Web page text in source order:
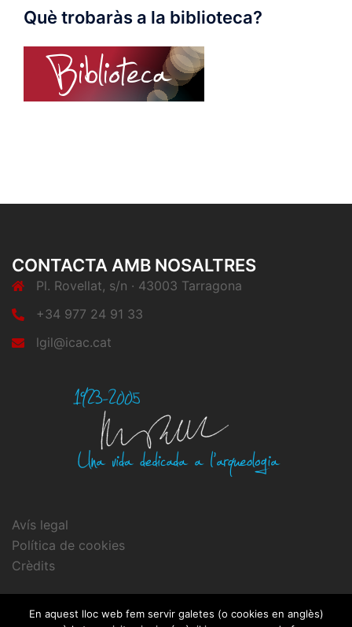
Què trobaràs a la biblioteca?
CONTACTA AMB NOSALTRES
Pl. Rovellat, s/n · 43003 Tarragona
+34 977 24 91 33
lgil@icac.cat
Avís legal
Política de cookies
Crèdits
En aquest lloc web fem servir galetes (o cookies en anglès)